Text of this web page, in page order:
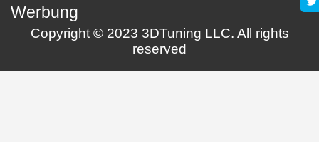
Werbung
Copyright © 2023 3DTuning LLC. All rights
reserved